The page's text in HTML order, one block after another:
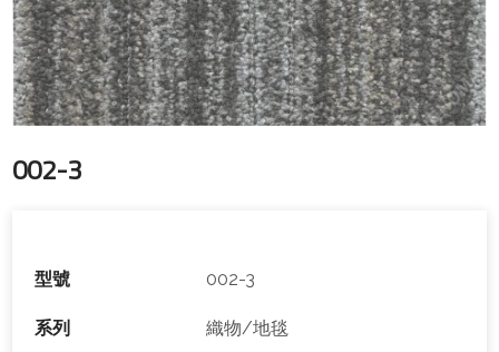
002-3
型號 002-3
系列 織物/地毯